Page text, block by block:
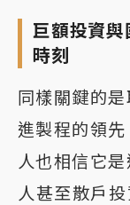
巨額投資
時刻
同樣關鍵的
進製程的領
人也相信它
人甚至散戶